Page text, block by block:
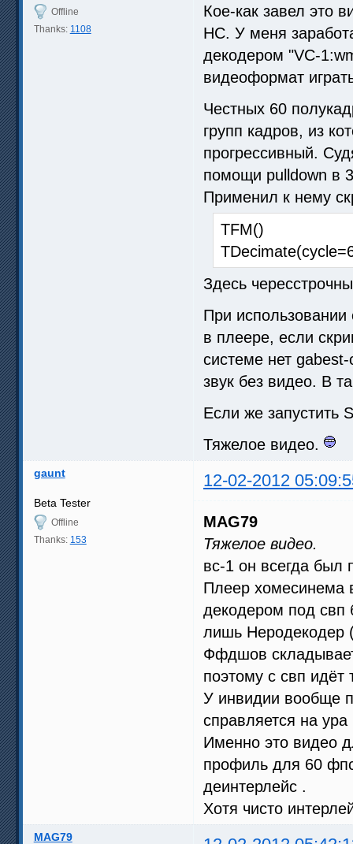
Offline
Thanks: 1108
Кое-как завел это
HC. У меня
декодером "VC-
видеоформат
Честных 60
групп кадров, из
прогрессивный.
помощи pulldown в
Применил к нему
TFM()
Здесь
При использовании
в плеере, если
системе нет gabest-
звук без видео. В
Если же запустить
Тяжелое видео.
gaunt 12-02-2012
Beta Tester
Offline
Thanks: 153
MAG79
Тяжелое видео.
вс-1 он всегда был
Плеер хомесинема
декодером под свп
лишь Неродекодер
Ффдшов
поэтому с свп идёт
У инвидии вообще
справляется на ура
Именно это видео
профиль для 60
деинтерлейс .
Хотя чисто
MAG79